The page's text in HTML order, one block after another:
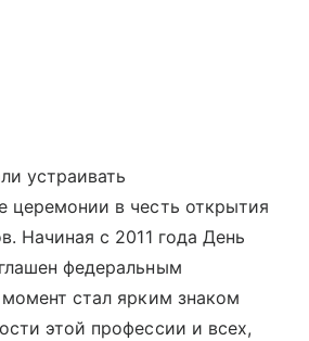
устраивать
церемонии в честь открытия
Начиная с 2011 года День
федеральным
стал ярким знаком
этой профессии и всех,